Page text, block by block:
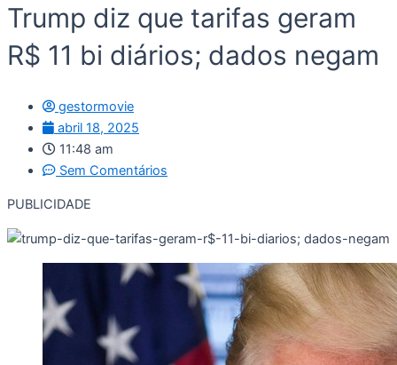
Trump diz que tarifas geram
R$ 11 bi diários; dados negam
gestormovie
abril 18, 2025
11:48 am
Sem Comentários
PUBLICIDADE